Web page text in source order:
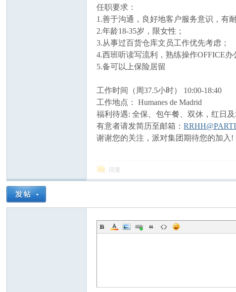
任职要求：
1.善于沟通，良好地客户服务意识，有
2.年龄18-35岁，限女性；
3.从事过百货仓库文员工作优先考虑；
4.西班听读写流利，熟练操作OFFICE办
5.备可以上保险居留
工作时间（周37.5小时） 10:00-18:40
工作地点： Humanes de Madrid
福利待遇: 全保、包午餐、双休，红日
有意者请发简历至邮箱：
谢谢您的关注，派对集团期待您的加入!
回复